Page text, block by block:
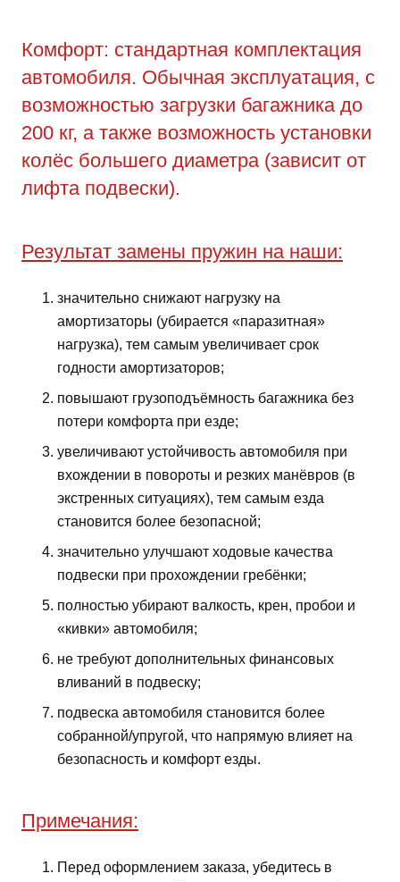
Комфорт: стандартная комплектация
автомобиля. Обычная эксплуатация, с
возможностью загрузки багажника до
200 кг, а также возможность установки
колёс большего диаметра (зависит от
лифта подвески).
Результат замены пружин на наши:
значительно снижают нагрузку на
амортизаторы (убирается «паразитная»
нагрузка), тем самым увеличивает срок
годности амортизаторов;
повышают грузоподъёмность багажника без
потери комфорта при езде;
увеличивают устойчивость автомобиля при
вхождении в повороты и резких манёвров (в
экстренных ситуациях), тем самым езда
становится более безопасной;
значительно улучшают ходовые качества
подвески при прохождении гребёнки;
полностью убирают валкость, крен, пробои и
«кивки» автомобиля;
не требуют дополнительных финансовых
вливаний в подвеску;
подвеска автомобиля становится более
собранной/упругой, что напрямую влияет на
безопасность и комфорт езды.
Примечания:
Перед оформлением заказа, убедитесь в